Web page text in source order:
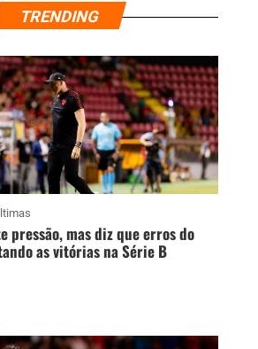
TRENDING
pressão, mas diz que erros do
as vitórias na Série B